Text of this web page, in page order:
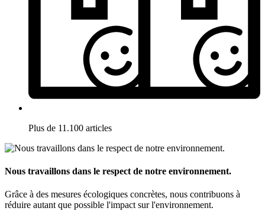
Plus de 11.100 articles
Nous travaillons dans le respect de notre environnement.
Grâce à des mesures écologiques concrètes, nous contribuons à
réduire autant que possible l'impact sur l'environnement.